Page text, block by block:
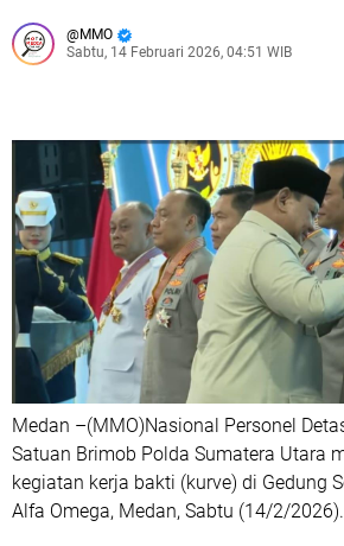
MMO
Sabtu, 14 Februari 2026, 04:51 WIB
Medan –(MMO)Nasional Personel
Satuan Brimob Polda Sumatera Utara
kegiatan kerja bakti (kurve) di Gedung
Alfa Omega, Medan, Sabtu (14/2/2026).